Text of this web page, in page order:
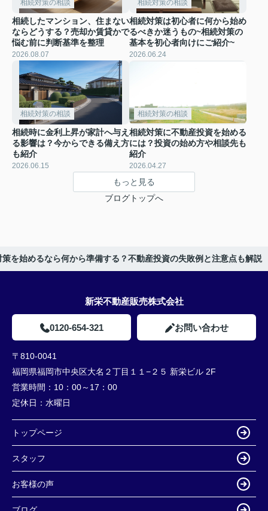
相続対策の相談
相続したマンション、住まない
ならどうする？売却か賃貸かで
悩む前に判断基準を整理
2026.08.07
相続対策の相談
相続対策は初心者に何から始め
るべきか迷うもの~相続対策の
基本を初心者向けにご紹介~
2026.06.24
相続対策の相談
相続時に金利上昇が家計へ与え
る影響は？今からできる備え方
も紹介
2026.06.15
相続対策の相談
相続対策に不動産投資を始める
には？投資の始め方や相談先も
紹介
2026.04.27
もっと見る
ブログトップへ
を始めるなら何から準備する？不動産投資の失敗例と注意点も解説
新栄不動産販売株式会社
0120-654-321 お問い合わせ
〒810-0041
福岡県福岡市中央区大名２丁目１１−２５ 新栄ビル 2F
営業時間： 10：00～17：00
定休日： 水曜日
トップページ
スタッフ
お客様の声